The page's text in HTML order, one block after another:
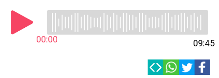
00:00 09:45